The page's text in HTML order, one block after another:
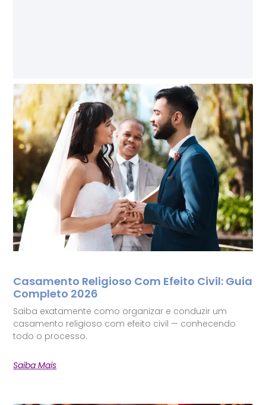
Casamento Religioso Com Efeito Civil: Guia
Completo 2026
Saiba exatamente como organizar e conduzir um
casamento religioso com efeito civil — conhecendo
todo o processo.
Saiba Mais